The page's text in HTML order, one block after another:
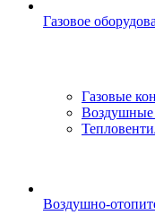
Газовое
Газовые
Воздушные
Воздушно-